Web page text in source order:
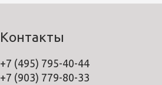
Контакты
+7 (495) 795-40-44
+7 (903) 779-80-33